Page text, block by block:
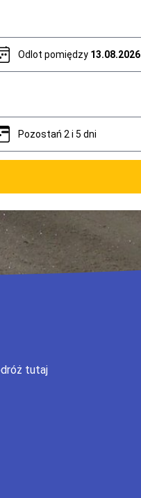
Odlot pomiędzy 13.08.2026
Pozostań 2 i 5 dni
tutaj